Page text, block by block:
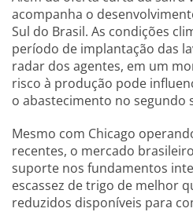
acompanha o
Sul do Brasil. As condições
período de implantação das
radar dos agentes, em um
risco à produção pode
o abastecimento no segundo
Mesmo com Chicago
recentes, o mercado
suporte nos fundamentos
escassez de trigo de melhor
reduzidos disponíveis para